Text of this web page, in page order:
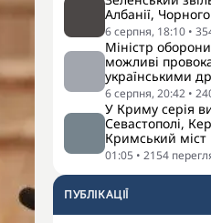
Албанії,
6 серпня, 18:10 •
Міністр
можливі
українськими
6 серпня, 20:42 •
У Криму серія
Севастополі,
Кримський
01:05 • 2154
ПУБЛІКАЦІЇ